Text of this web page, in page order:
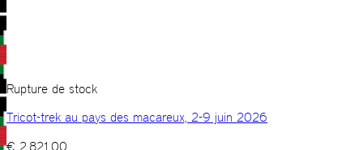
Rupture de stock
Tricot-trek au pays des macareux, 2-9 juin 2026
€ 2.821,00